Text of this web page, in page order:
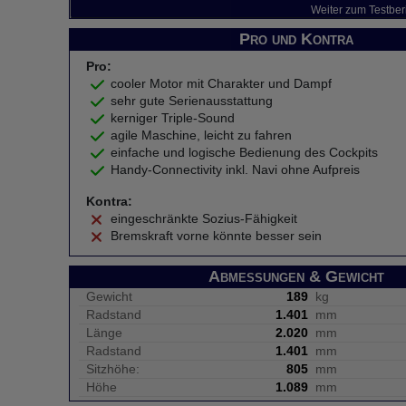
Weiter zum
Pro und Kontra
Pro:
cooler Motor mit Charakter und Dampf
sehr gute Serienausstattung
kerniger Triple-Sound
agile Maschine, leicht zu fahren
einfache und logische Bedienung des Cockpits
Handy-Connectivity inkl. Navi ohne Aufpreis
Kontra:
eingeschränkte Sozius-Fähigkeit
Bremskraft vorne könnte besser sein
Abmessungen & Gewicht
Gewicht 189 kg
Radstand
1.401
mm
Länge
2.020
mm
Radstand
1.401
mm
Sitzhöhe:
805 mm
Höhe
1.089 mm